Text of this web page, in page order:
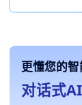
更懂您的
对话式